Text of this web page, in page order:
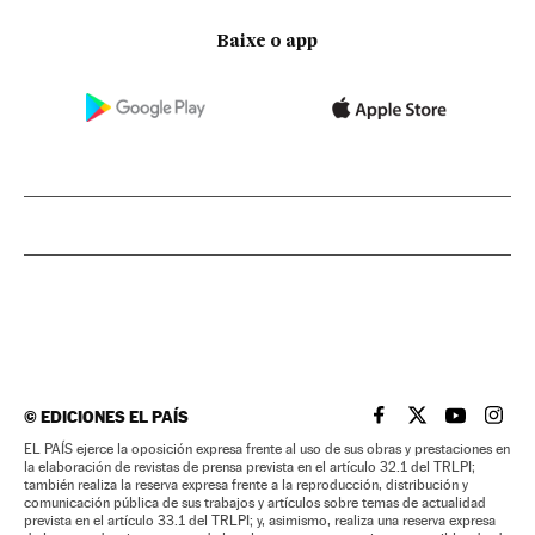
Baixe o app
©EDICIONES EL PAÍS EL PAÍS BRASIL EN
EL PAÍSEL PAÍS
EL
EL PAÍS ejerce la oposición expresa frente al uso de sus obras y prestaciones en
la elaboración de revistas de prensa prevista en el artículo 32.1 del TRLPI;
también realiza la reserva expresa frente a la reproducción, distribución y
comunicación pública de sus trabajos y artículos sobre temas de actualidad
prevista en el artículo 33.1 del TRLPI; y, asimismo, realiza una reserva expresa